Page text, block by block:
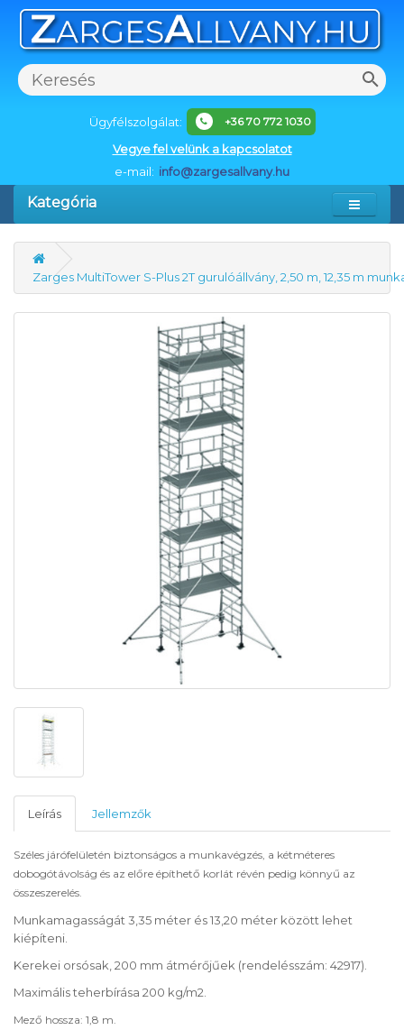
Ügyfélszolgálat: +36 70 772 1030
Vegye fel velünk a kapcsolatot
e-mail: info@zargesallvany.hu
Kategória
Zarges MultiTower S-Plus 2T gurulóállvány, 2,50 m, 12,35 m
Leírás Jellemzők
Széles járófelületén biztonságos a munkavégzés, a kétméteres
dobogótávolság és az előre építhető korlát révén pedig könnyű az
összeszerelés.
Munkamagasságát 3,35 méter és 13,20 méter között lehet
kiépíteni.
Kerekei orsósak, 200 mm átmérőjűek (rendelésszám: 42917).
Maximális teherbírása 200 kg/m2.
Mező hossza: 1,8 m.